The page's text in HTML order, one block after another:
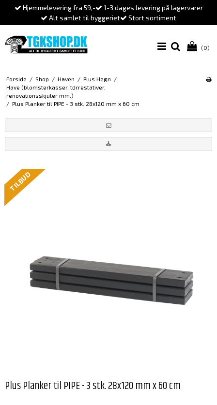
Hjemmelevering fra 59,-
1-3 dages levering på lagervarer
Alt samlet til byggeriet
Stort sortiment
(0)
Forside / Shop / Haven / Plus Hegn /
Have (blomsterkasser, tørrestativer,
renovationsskjuler mm.)
/ Plus Planker til PIPE - 3 stk. 28x120 mm x 60 cm
TILBUD
Plus Planker til PIPE - 3 stk. 28x120 mm x 60 cm